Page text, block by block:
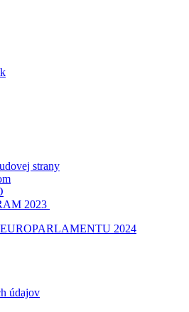
strany
2023
EUROPARLAMENTU 2024
údajov